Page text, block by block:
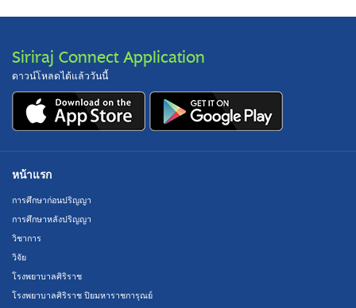
Siriraj Connect Application
ดาวน์โหลดได้แล้ววันนี้
หน้าแรก
การศึกษาก่อนปริญญา
การศึกษาหลังปริญญา
วิชาการ
วิจัย
โรงพยาบาลศิริราช
โรงพยาบาลศิริราช ปิยมหาราชการุณย์